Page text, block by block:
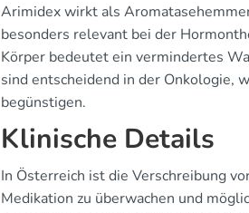
Arimidex wirkt als
besonders relevant bei der
Körper bedeutet ein vermindertes
sind entscheidend in der Onkologie,
begünstigen.
Klinische Details
In Österreich ist die Verschreibung
Medikation zu überwachen und